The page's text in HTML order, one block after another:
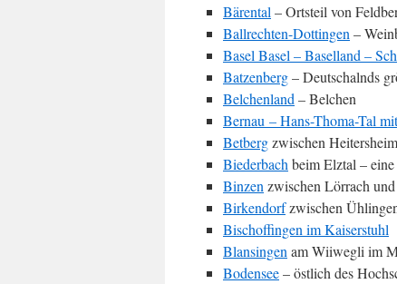
Bärental – Ortsteil von
Ballrechten-Dottingen –
Basel Basel – Baselland –
Batzenberg– Deutschalnds
Belchenland – Belchen
Bernau – Hans-Thoma-Tal
Betbergzwischen
Biederbach beim Elztal –
Binzen zwischen Lörrach
Birkendorfzwischen
Bischoffingen im Kaiserstuhl
Blansingen am Wiiwegli im
Bodensee– östlich des